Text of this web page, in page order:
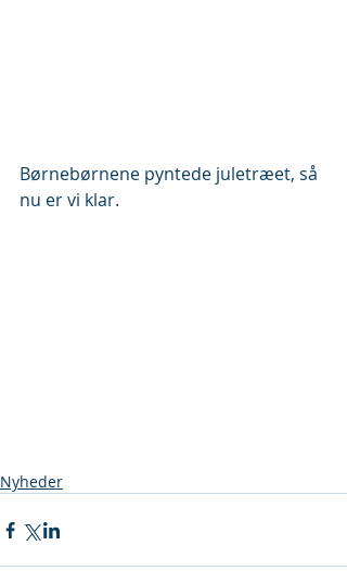
Børnebørnene pyntede juletræet, så
nu er vi klar.
Nyheder